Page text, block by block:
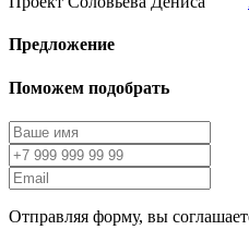
Предложение
Поможем подобрать
Отправляя форму, вы